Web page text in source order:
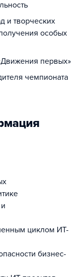
и творческих
особых
первых»
чемпионата
циклом ИТ-
бизнес-